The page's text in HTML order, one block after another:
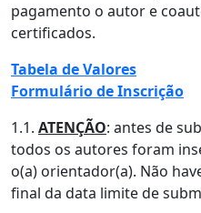
pagamento o autor e
certificados.
Tabela de Valores
Formulário de Inscrição
1.1. ATENÇÃO: antes de
todos os autores foram
o(a) orientador(a). Não
final da data limite de